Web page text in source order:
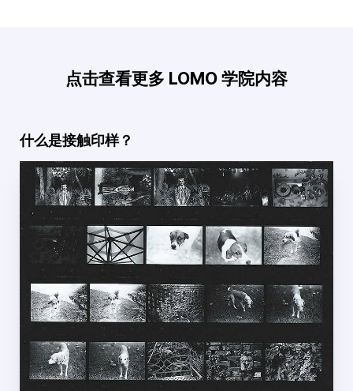
点击查看更多 LOMO 学院内容
什么是接触印样？